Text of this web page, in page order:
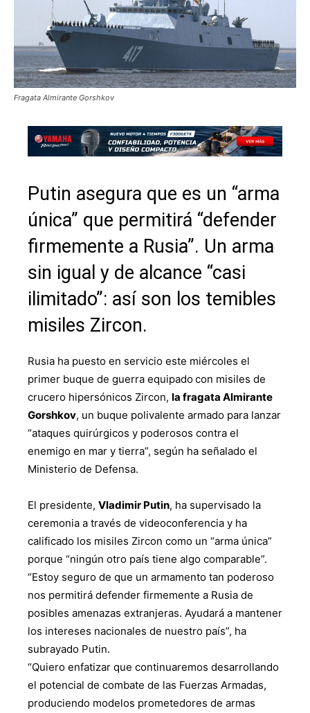
Fragata Almirante Gorshkov
Putin asegura que es un “arma
única” que permitirá “defender
firmemente a Rusia”. Un arma
sin igual y de alcance “casi
ilimitado”: así son los temibles
misiles Zircon.
Rusia ha puesto en servicio este miércoles el
primer buque de guerra equipadocon misiles de
crucero hipersónicos Zircon, la fragata Almirante
Gorshkov, un buque polivalente armado para lanzar
“ataques quirúrgicos y poderosos contra el
enemigo en mar y tierra”, según ha señalado el
Ministerio de Defensa.
El presidente, Vladimir Putin, ha supervisado la
ceremonia a través de videoconferencia y ha
calificado los misiles Zircon como un “arma única”
porque “ningún otro país tiene algo comparable”.
“Estoy seguro de que un armamento tan poderoso
nos permitirá defender firmemente a Rusia de
posibles amenazas extranjeras. Ayudará a mantener
los intereses nacionales de nuestro país”, ha
subrayado Putin.
“Quiero enfatizar que continuaremos desarrollando
el potencial de combate de las Fuerzas Armadas,
produciendo modelos prometedores de armas